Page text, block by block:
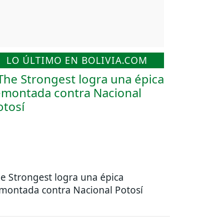
LO ÚLTIMO EN BOLIVIA.COM
Strongest logra una épica
contra Nacional Potosí